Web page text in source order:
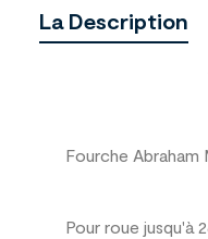
La Description
Fourche Abraham
Pour roue jusqu'à